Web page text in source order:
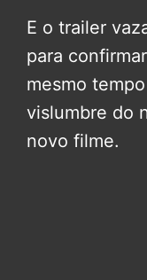
E o trailer
para
mesmo
vislumbre do
novo filme.